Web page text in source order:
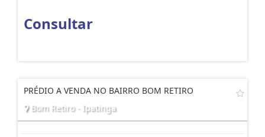
Consultar
PRÉDIO A VENDA NO BAIRRO BOM RETIRO
Bom Retiro - Ipatinga